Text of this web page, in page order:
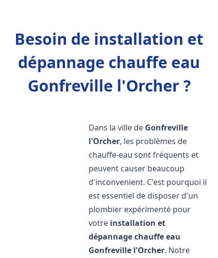
Besoin de installation et
dépannage chauffe eau
Gonfreville l'Orcher ?
Dans la ville de Gonfreville
l'Orcher, les problèmes de
chauffe-eau sont fréquents et
peuvent causer beaucoup
d'inconvenient. C'est pourquoi il
est essentiel de disposer d'un
plombier expérimenté pour
votre installation et
dépannage chauffe eau
Gonfreville l'Orcher. Notre